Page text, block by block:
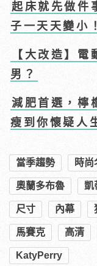
起床就先做件
子一天天變小
【大改造】
男？
減肥首選，檸
瘦到你懷疑人
當季趨勢 時尚
奧蘭多布魯 凱
尺寸 內幕
馬賽克 高清
KatyPerry